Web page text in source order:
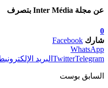
عن مجلة Inter Média بتصرف
0
شارك Facebook
WhatsApp
TwitterTelegram البريد الإلكتروني
السابق بوست